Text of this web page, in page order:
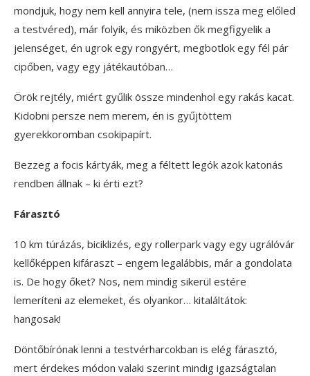
mondjuk, hogy nem kell annyira tele, (nem issza meg előled
a testvéred), már folyik, és miközben ők megfigyelik a
jelenséget, én ugrok egy rongyért, megbotlok egy fél pár
cipőben, vagy egy játékautóban…
Örök rejtély, miért gyűlik össze mindenhol egy rakás kacat.
Kidobni persze nem merem, én is gyűjtöttem
gyerekkoromban csokipapírt.
Bezzeg a focis kártyák, meg a féltett legók azok katonás
rendben állnak – ki érti ezt?
Fárasztó
10 km túrázás, biciklizés, egy rollerpark vagy egy ugrálóvár
kellőképpen kifáraszt – engem legalábbis, már a gondolata
is. De hogy őket? Nos, nem mindig sikerül estére
lemeríteni az elemeket, és olyankor… kitaláltátok:
hangosak!
Döntőbírónak lenni a testvérharcokban is elég fárasztó,
mert érdekes módon valaki szerint mindig igazságtalan